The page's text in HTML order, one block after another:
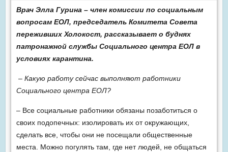
Врач Элла Гурина – член комиссии по социальным
вопросам ЕОЛ, председатель Комитета Совета
переживших Холокост, рассказывает о буднях
патронажной службы Социального центра ЕОЛ в
условиях карантина.
– Какую работу сейчас выполняют работники
Социального центра ЕОЛ?
– Все социальные работники обязаны позаботиться о
своих подопечных: изолировать их от окружающих,
сделать все, чтобы они не посещали общественные
места. Можно погулять там, где нет людей, не общаться